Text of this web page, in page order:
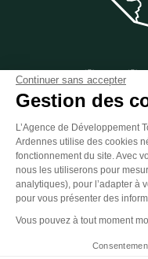
Suivez-
ESPACE GROUPES
Plan du site-Politique
Éditer mes cookies -
conditions
Continuer sans accepter
Gestion des
L’Agence de Développement
Ardennes utilise des cookies
fonctionnement du site. Avec
nous les utiliserons pour
analytiques), pour l’adapter à
pour vous présenter des
Vous pouvez à tout moment